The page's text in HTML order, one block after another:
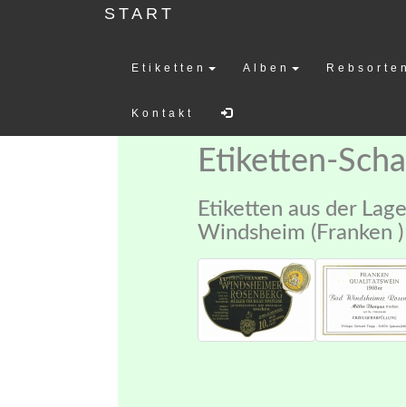
START
Etiketten Alben
Kontakt
Etiketten-
Etiketten aus der
Windsheim (Franken )